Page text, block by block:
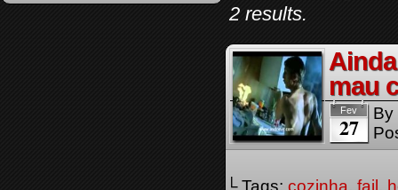
2 results.
mau
Fev
27
By
└ Tags: cozinha, fail ,